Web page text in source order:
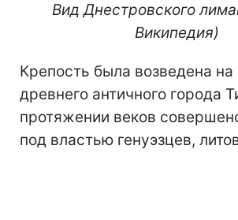
Вид Днестровского
Википедия)
Крепость была возведена на
древнего античного города
протяжении веков
под властью генуэзцев,